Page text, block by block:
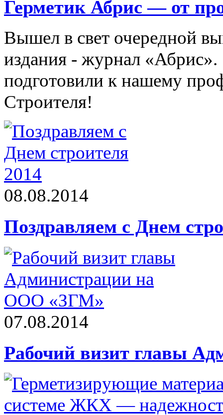
Герметик Абрис — от
Вышел в свет очередной
издания - журнал
подготовили к нашему
Строителя!
08.08.2014
Поздравляем с Днем
07.08.2014
Рабочий визит главы